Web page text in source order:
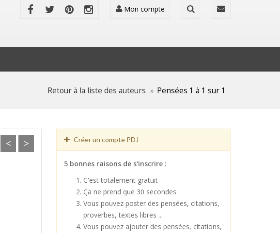
Mon compte
Retour à la liste des auteurs Pensées 1 à 1 sur 1
< > Créer un compte PDJ
5 bonnes raisons de s'inscrire :
C'est totalement gratuit
Ça ne prend que 30 secondes
Vous pouvez poster des pensées, citations,
proverbes, textes libres ...
Vous pouvez ajouter des pensées, citations,